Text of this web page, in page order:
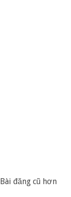
Bài đăng cũ hơn